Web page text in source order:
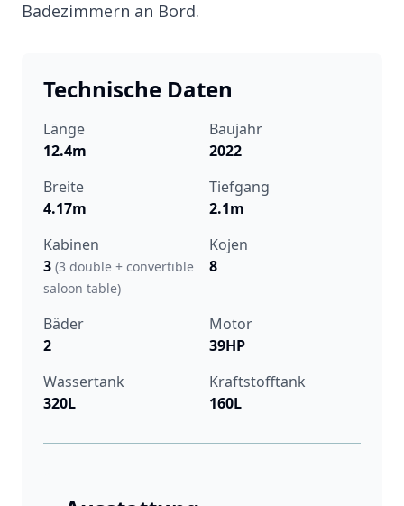
Badezimmern an Bord.
Technische Daten
Länge
12.4m
Baujahr
2022
Breite
4.17m
Tiefgang
2.1m
Kabinen
3 (3 double + convertible
saloon table)
Kojen
8
Bäder
2
Motor
39HP
Wassertank
320L
Kraftstofftank
160L